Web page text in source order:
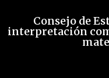
Consejo de
interpretación